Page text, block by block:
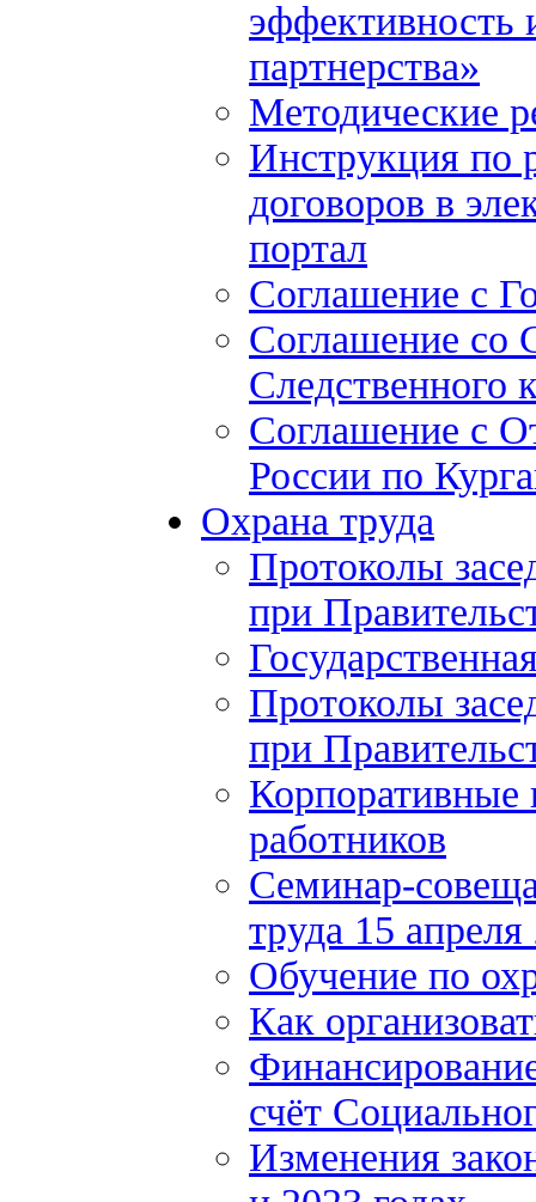
эффективность
партнерства»
Методические
Инструкция по
договоров в
портал
Соглашение с
Соглашение со
Следственного
Соглашение с
России по
Охрана труда
Протоколы
при
Протоколы
при
Корпоративные
работников
Семинар-
труда 15 апреля
Обучение по
Как
счёт
Изменения